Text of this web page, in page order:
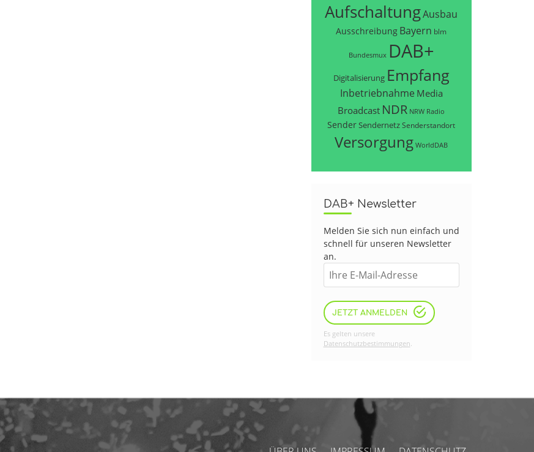
AufschaltungAusbau
Ausschreibung Bayern blm
Bundesmux DAB+
Digitalisierung Empfang
Inbetriebnahme Media
Broadcast NDR NRW Radio
SenderSendernetzSenderstandort
Versorgung WorldDAB
DAB+ Newsletter
Melden Sie sich nun einfach und
schnell für unseren Newsletter
an.
JETZT ANMELDEN
Es gelten unsere
Datenschutzbestimmungen.